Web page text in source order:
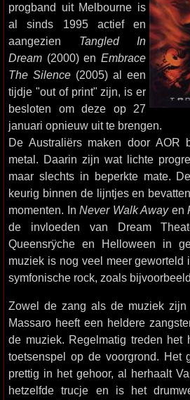
progband uit Melbourne is
al sinds 1995 actief en
aangezien Tangled In
Dream (2000) en Embrace
The Silence (2005) al een
tijdje "out of print" zijn, is er
besloten om deze op 27
januari opnieuw uit te brengen.
De Australiërs maken door AOR
metal. Daarin zijn wat lichte
maar slechts in beperkte mate.
keurig binnen de lijntjes en
momenten. In Never Walk Awayen
de invloeden van Dream
Queensrÿche en Helloween in
muziek is nog veel meer geworteld
symfonische rock, zoals
Zowel de zang als de muziek
Massaro heeft een heldere
de muziek. Regelmatig treden het
toetsenspel op de voorgrond. Het
prettig in het gehoor, al herhaalt
hetzelfde trucje en is het